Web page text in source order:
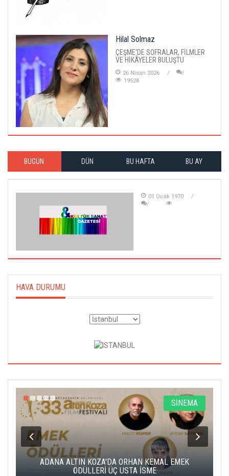
Hilal Solmaz
ÇEŞME'DE SOFRALAR, FİLMLER
VE HİKÂYELER BULUŞTU
26 Nisan 2026
19528
BUGÜN DÜN BU HAFTA BU AY
01 Ocak 1970
HAVA DURUMU
SİNEMA
ADANA ALTIN KOZA'DA ORHAN KEMAL EMEK
ÖDÜLLERİ ÜÇ USTA İSME